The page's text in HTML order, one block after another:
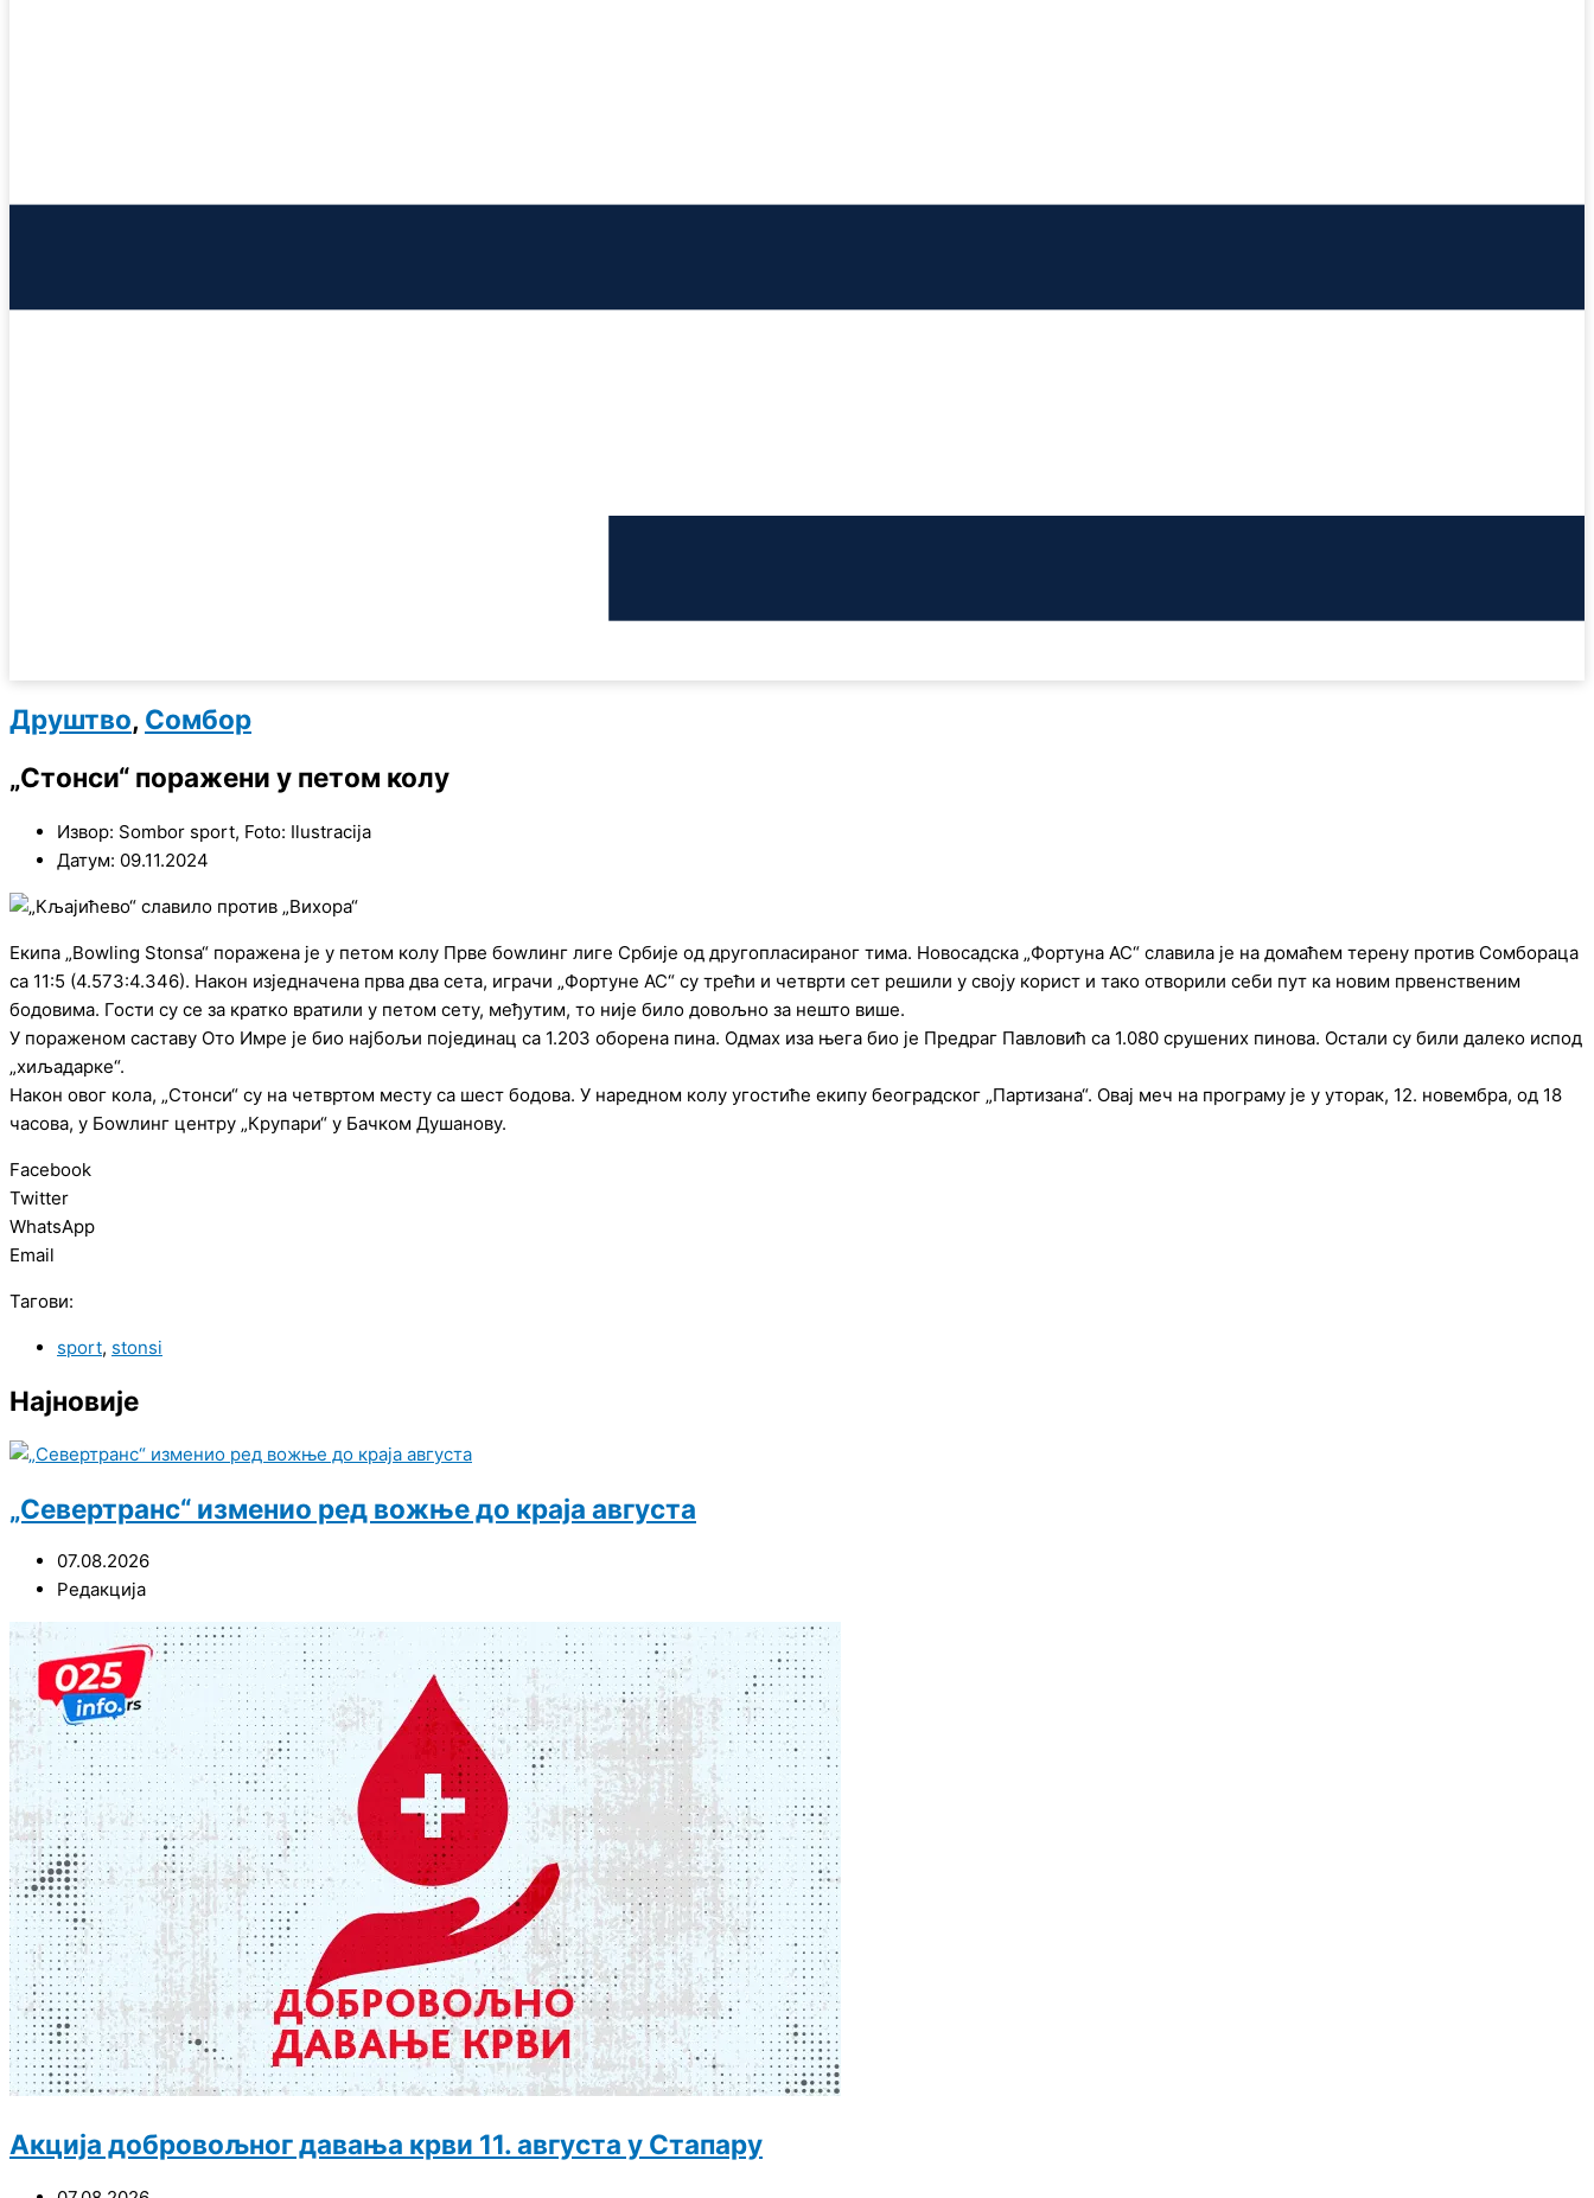
Друштво, Сомбор
„Стонси“ поражени у петом колу
Извор: Sombor sport, Foto: Ilustracija
Датум: 09.11.2024
Екипа „Bowling Stonsa“ поражена је у петом колу Прве боwлинг лиге Србије од другопласираног тима. Новосадска „Фортуна АС“ славила је на домаћем терену против Сомбораца
са 11:5 (4.573:4.346). Након изједначена прва два сета, играчи „Фортуне АС“ су трећи и четврти сет решили у своју корист и тако отворили себи пут ка новим првенственим
бодовима. Гости су се за кратко вратили у петом сету, међутим, то није било довољно за нешто више.
У пораженом саставу Ото Имре је био најбољи појединац са 1.203 оборена пина. Одмах иза њега био је Предраг Павловић са 1.080 срушених пинова. Остали су били далеко испод
„хиљадарке“.
Након овог кола, „Стонси“ су на четвртом месту са шест бодова. У наредном колу угостиће екипу београдског „Партизана“. Овај меч на програму је у уторак, 12. новембра, од 18
часова, у Боwлинг центру „Крупари“ у Бачком Душанову.
Facebook
Twitter
WhatsApp
Email
Тагови:
sport, stonsi
Најновије
„Севертранс“ изменио ред вожње до краја августа
07.08.2026
Редакција
Акција добровољног давања крви 11. августа у Стапару